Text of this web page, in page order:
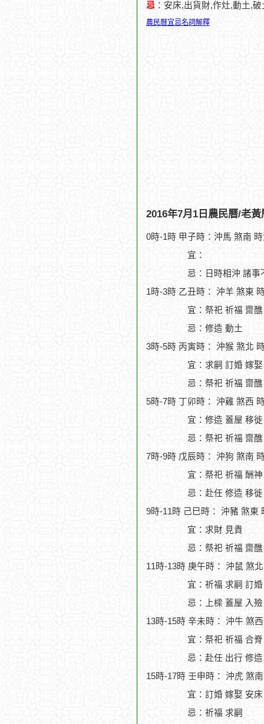
忌 ：安床,出貨財,作灶,動土,破
農民曆宜忌名詞解釋
2016年7月1日農民曆/老
0時-1時 甲子時：沖馬 煞南
宜：
忌：日時相沖 諸事
1時-3時 乙丑時： 沖羊 煞東
宜：祭祀 祈福 齋
忌：修造 動土
3時-5時 丙寅時： 沖猴 煞北
宜：求嗣 訂婚 嫁
忌：祭祀 祈福 齋
5時-7時 丁卯時： 沖雞 煞西
宜：修造 蓋屋 移
忌：祭祀 祈福 齋
7時-9時 戊辰時： 沖狗 煞南
宜：祭祀 祈福 酬
忌：赴任 修造 移
9時-11時 己巳時： 沖豬 煞東
宜：求財 見貴
忌：祭祀 祈福 齋
11時-13時 庚午時： 沖鼠 煞
宜：祈福 求嗣 訂
忌：上樑 蓋屋 入
13時-15時 辛未時： 沖牛 煞
宜：祭祀 祈福 合
忌：赴任 出行 修造
15時-17時 壬申時： 沖虎 煞
宜：訂婚 嫁娶 安
忌：祈福 求嗣